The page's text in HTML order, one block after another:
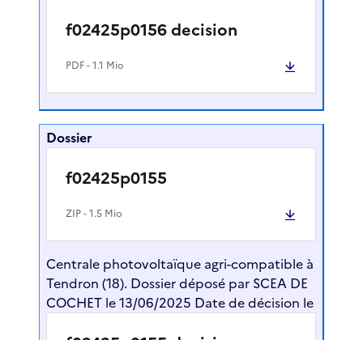
f02425p0156 decision
PDF- 1.1 Mio
Dossier
f02425p0155
ZIP- 1.5 Mio
Centrale photovoltaïque agri-compatible à
Tendron (18). Dossier déposé par SCEA DE
COCHET le 13/06/2025 Date de décision le